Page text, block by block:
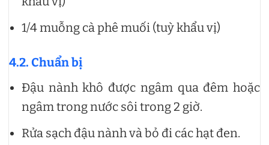
1/4 muỗng cà phê muối (tuỳ khẩu vị)
4.2. Chuẩn bị
Đậu nành khô được ngâm qua đêm hoặc
ngâm trong nước sôi trong 2 giờ.
Rửa sạch đậu nành và bỏ đi các hạt đen.